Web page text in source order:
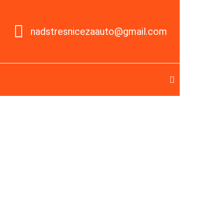
nadstresnicezaauto@gmail.com